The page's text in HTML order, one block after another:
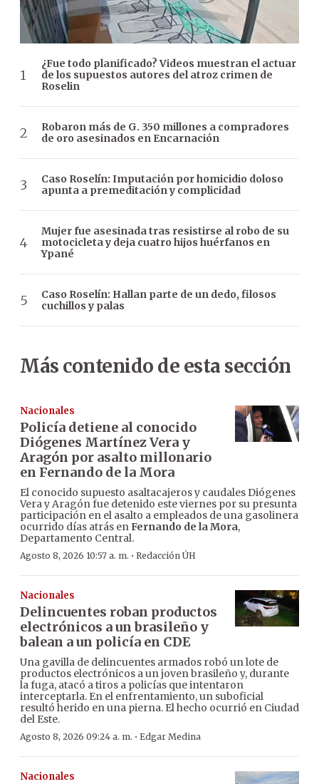
¿Fue todo planificado? Videos muestran el actuar
de los supuestos autores del atroz crimen de
Roselin
Robaron más de G. 350 millones a compradores
de oro asesinados en Encarnación
Caso Roselín: Imputación por homicidio doloso
apunta a premeditación y complicidad
Mujer fue asesinada tras resistirse al robo de su
motocicleta y deja cuatro hijos huérfanos en
Ypané
Caso Roselín: Hallan parte de un dedo, filosos
cuchillos y palas
Más contenido de esta sección
Nacionales
Policía detiene al conocido
Diógenes Martínez Vera y
Aragón por asalto millonario
en Fernando de la Mora
El conocido supuesto asaltacajeros y caudales Diógenes
Vera y Aragón fue detenido este viernes por su presunta
participación en el asalto a empleados de una gasolinera
ocurrido días atrás enFernando de la Mora,
Departamento Central.
Agosto 8, 2026 10:57 a. m. · Redacción ÚH
Nacionales
Delincuentes roban productos
electrónicos a un brasileño y
balean a un policía en CDE
Una gavilla de delincuentes armados robó un lote de
productos electrónicos a un joven brasileño y, durante
la fuga, atacó a tiros a policías que intentaron
interceptarla. En el enfrentamiento, un suboficial
resultó herido en una pierna. El hecho ocurrió en Ciudad
del Este.
Agosto 8, 2026 09:24 a. m. · Edgar Medina
Nacionales